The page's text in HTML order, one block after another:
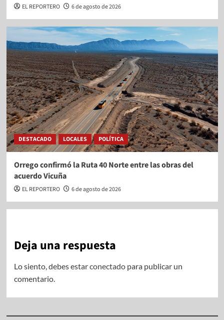
EL REPORTERO 6 de agosto de 2026
DESTACADO LOCALES POLÍTICA
Orrego confirmó la Ruta 40 Norte entre las obras del
acuerdo Vicuña
EL REPORTERO 6 de agosto de 2026
Deja una respuesta
Lo siento, debes estarconectadopara publicar un
comentario.